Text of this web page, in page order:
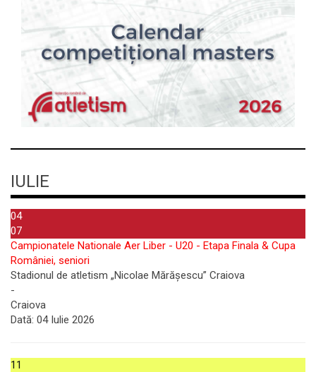
IULIE
04
07
Campionatele Nationale Aer Liber - U20 - Etapa Finala & Cupa
României, seniori
Stadionul de atletism „Nicolae Mărășescu” Craiova
-
Craiova
Dată: 04 Iulie 2026
11